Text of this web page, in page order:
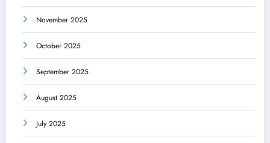
November 2025
October 2025
September 2025
August 2025
July 2025